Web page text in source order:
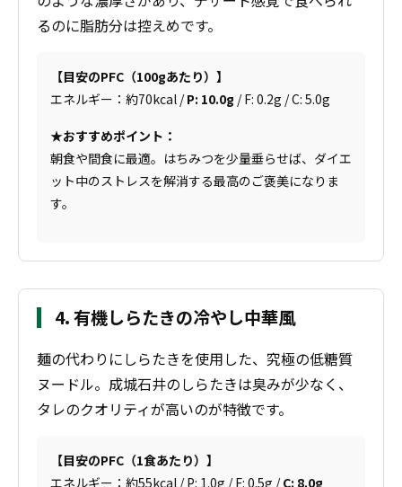
るのに脂肪分は控えめです。
【目安のPFC（100gあたり）】
エネルギー：約70kcal /P: 10.0g / F: 0.2g / C: 5.0g
★おすすめポイント：
朝食や間食に最適。はちみつを少量垂らせば、ダイエ
ット中のストレスを解消する最高のご褒美になりま
す。
4. 有機しらたきの冷やし中華風
麺の代わりにしらたきを使用した、究極の低糖質
ヌードル。成城石井のしらたきは臭みが少なく、
タレのクオリティが高いのが特徴です。
【目安のPFC（1食あたり）】
エネルギー：約55kcal / P: 1.0g / F: 0.5g /C: 8.0g